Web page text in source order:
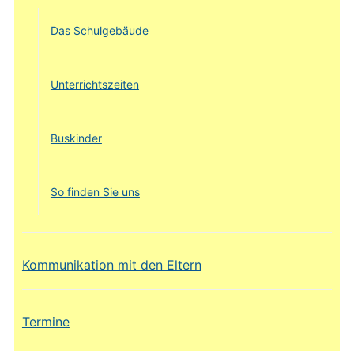
Das Schulgebäude
Unterrichtszeiten
Buskinder
So finden Sie uns
Kommunikation mit den Eltern
Termine